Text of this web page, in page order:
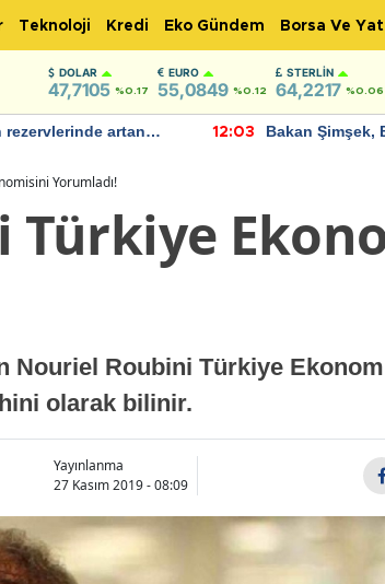
Teknoloji Kredi Eko Gündem Borsa Ve
DOLAR
47,7105 %0.17
EURO
55,0849 %0.12
STERLIN
64,2217 %0.06
rezervlerinde artan
12:03
Bakan Şimşek,
Yorumladı!
Türkiye
Nouriel Roubini Türkiye
olarak bilinir.
Yayınlanma
27 Kasım 2019 - 08:09